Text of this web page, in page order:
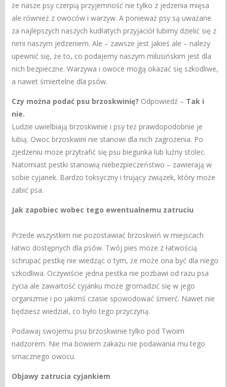
że nasze psy czerpią przyjemność nie tylko z jedzenia mięsa
ale również z owoców i warzyw. A ponieważ psy są uważane
za najlepszych naszych kudłatych przyjaciół lubimy dzielić się z
nimi naszym jedzeniem. Ale – zawsze jest jakieś ale – należy
upewnić się, że to, co podajemy naszym milusińskim jest dla
nich bezpieczne. Warzywa i owoce mogą okazać się szkodliwe,
a nawet śmiertelne dla psów.
Czy można podać psu brzoskwinię? Odpowiedź – Tak i
nie.
Ludzie uwielbiają brzoskwinie i psy też prawdopodobnie je
lubią. Owoc brzoskwini nie stanowi dla nich zagrożenia. Po
zjedzeniu może przytrafić się psu biegunka lub luźny stolec.
Natomiast pestki stanowią niebezpieczeństwo – zawierają w
sobie cyjanek. Bardzo toksyczny i trujący związek, który może
zabić psa.
Jak zapobiec wobec tego ewentualnemu zatruciu
Przede wszystkim nie pozostawiać brzoskwiń w miejscach
łatwo dostępnych dla psów. Twój pies może z łatwością
schrupać pestkę nie wiedząc o tym, że może ona być dla niego
szkodliwa. Oczywiście jedna pestka nie pozbawi od razu psa
życia ale zawartość cyjanku może gromadzić się w jego
organizmie i po jakimś czasie spowodować śmierć. Nawet nie
będziesz wiedział, co było tego przyczyną.
Podawaj swojemu psu brzoskwinie tylko pod Twoim
nadzorem. Nie ma bowiem zakazu nie podawania mu tego
smacznego owocu.
Objawy zatrucia cyjankiem